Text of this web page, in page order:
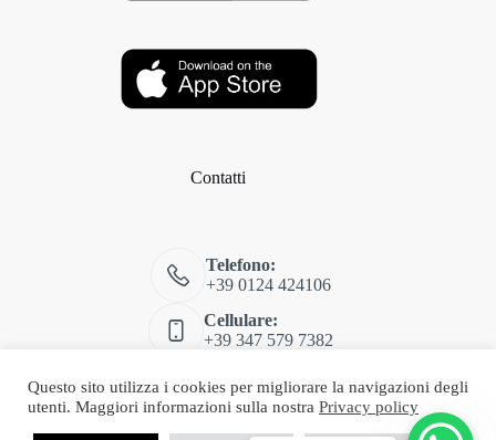
Contatti
Telefono:
+39 0124 424106
Cellulare:
+39 347 579 7382
shop@classitalia.it
Dylog
Questo sito utilizza i cookies per migliorare la navigazioni degli
utenti. Maggiori informazioni sulla nostra Privacy policy